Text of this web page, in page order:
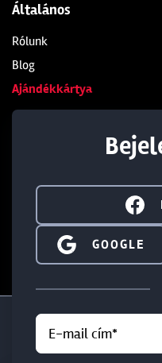
Általános
Rólunk
Blog
Ajándékkártya
Dunakeszi
IRATKOZZ
GOOGLE
SIGN IN WITH GOOGLE
E-mail cím*